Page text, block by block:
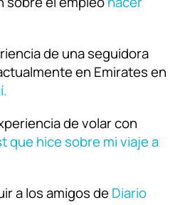
de una seguidora
en Emirates en
de volar con
que hice sobre mi viaje a
a los amigos deDiario